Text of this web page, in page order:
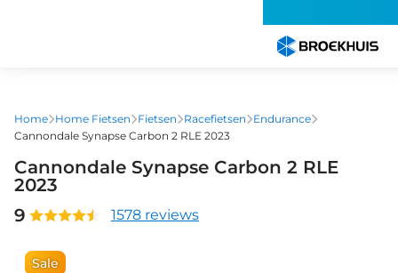
gaan
Home Home Fietsen Fietsen Racefietsen
Endurance
Cannondale Synapse Carbon 2 RLE 2023
Cannondale Synapse Carbon 2 RLE
2023
9
1578 reviews
Sale